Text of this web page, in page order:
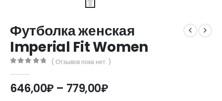
Футболка женская
Imperial Fit Women
( Отзывов пока нет. )
646,00₽ – 779,00₽Диапазон